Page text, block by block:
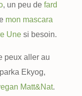
, un peu defard
mon mascara
Unesi besoin.
peux aller au
Ekyog,
Matt&Nat.